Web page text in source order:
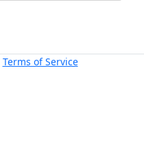
Terms of Service